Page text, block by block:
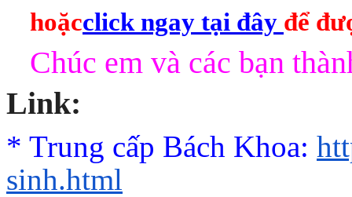
hoặcclick ngay tại đây để
Chúc em và các bạn
Link:
* Trung cấp Bách Khoa:
sinh.html